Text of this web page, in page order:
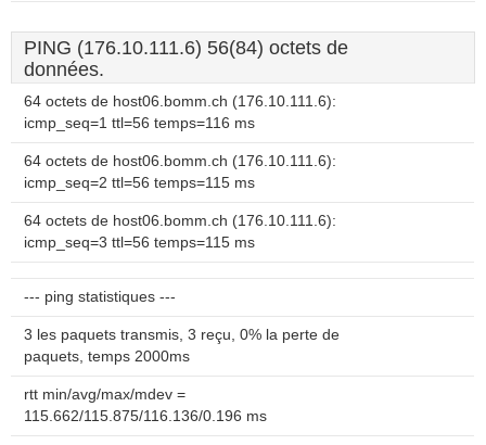
PING (176.10.111.6) 56(84) octets de
données.
64 octets de host06.bomm.ch (176.10.111.6):
icmp_seq=1 ttl=56 temps=116 ms
64 octets de host06.bomm.ch (176.10.111.6):
icmp_seq=2 ttl=56 temps=115 ms
64 octets de host06.bomm.ch (176.10.111.6):
icmp_seq=3 ttl=56 temps=115 ms
--- ping statistiques ---
3 les paquets transmis, 3 reçu, 0% la perte de
paquets, temps 2000ms
rtt min/avg/max/mdev =
115.662/115.875/116.136/0.196 ms